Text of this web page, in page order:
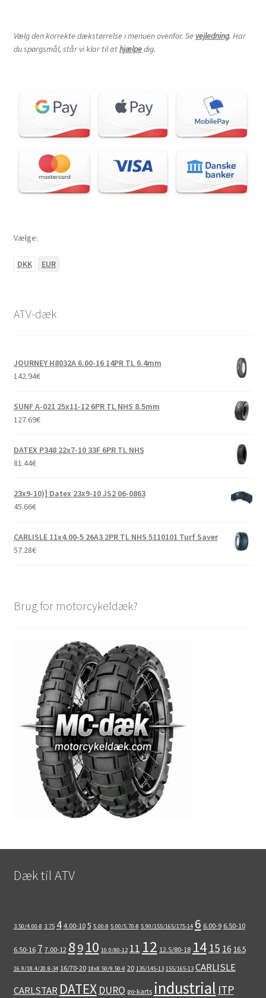
Vælg den korrekte dækstørrelse i menuen ovenfor. Se vejledning. Har
du spørgsmål, står vi klar til athjælpedig.
Vælge:
DKK EUR
ATV-dæk
JOURNEY H8032A 6.00-16 14PR TL 6.4mm
142.94€
SUNF A-021 25x11-12 6PR TL NHS 8.5mm
127.69€
DATEX P348 22x7-10 33F 6PR TL NHS
81.44€
23x9-10)] Datex 23x9-10 JS2 06-0863
45.66€
CARLISLE 11x4.00-5 26A3 2PR TL NHS 5110101 Turf Saver
57.28€
Brug for motorcykeldæk?
Dæk til ATV
3.50/4.00-8 3.75 4 4.00-10 5 5.00-8 5.00/5.70-8 5.90/155/165/175-14 6 6.00-9 6.50-10
6.50-16 7 7.00-12 89 10 10.0/80-12 11 12 12.5/80-18 14 15 16 16.5
16.9/18.4/20.8-34 16/70-20 18x8.50/9.50-8 20 135/145-13 155/165-13 CARLISLE
CARLSTAR DATEX DURO go-karts industrial ITP